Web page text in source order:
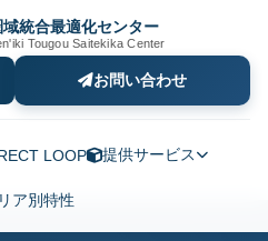
域統合最適化センター
Tougou Saitekika Center
お問い合わせ
LOOP 提供サービス
ア別特性